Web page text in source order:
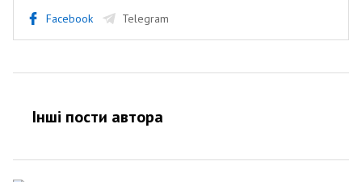
Facebook Telegram
Інші пости автора